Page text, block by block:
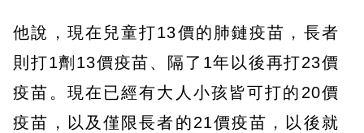
他說，現在兒童打13價的肺鏈疫苗，長者
則打1劑13價疫苗、隔了1年以後再打23價
疫苗。現在已經有大人小孩皆可打的20價
疫苗，以及僅限長者的21價疫苗，以後就